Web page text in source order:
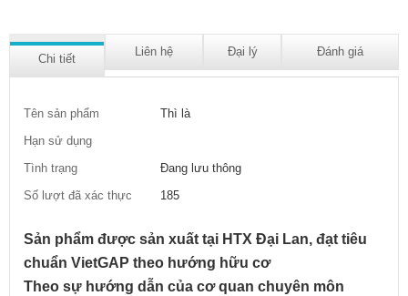
Chi tiết
Liên hệ Đại lý Đánh giá
Tên sản phẩm
Thì là
Hạn sử dụng
Tình trạng
Đang lưu thông
Số lượt đã xác thực
185
Sản phẩm được sản xuất tại HTX Đại Lan, đạt tiêu
chuẩn VietGAP theo hướng hữu cơ
Theo sự hướng dẫn của cơ quan chuyên môn